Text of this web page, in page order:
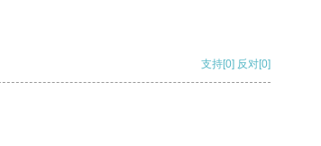
支持[0] 反对[0]